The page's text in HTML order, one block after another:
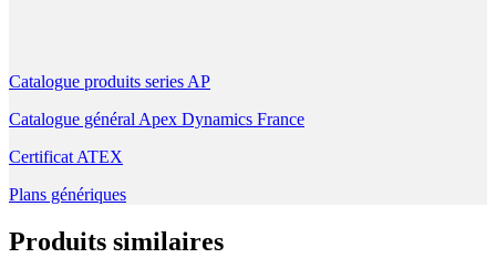
Catalogue produits series AP
Catalogue général Apex Dynamics France
Certificat ATEX
Plans génériques
Produits similaires